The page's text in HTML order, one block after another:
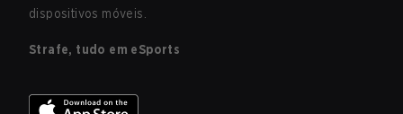
dispositivos móveis.
Strafe, tudo em eSports